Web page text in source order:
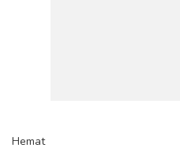
Hemat